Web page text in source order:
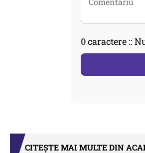
0caractere ::
CITEȘTE MAI MULTE DIN